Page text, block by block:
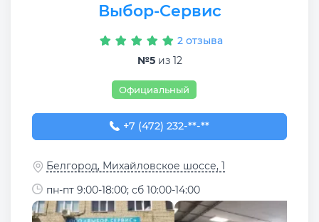
Выбор-Сервис
2 отзыва
№5из 12
Официальный
+7 (472) 232-65-92
+7 (472) 232-**-**
Белгород, Михайловское шоссе, 1
пн-пт 9:00-18:00; сб 10:00-14:00